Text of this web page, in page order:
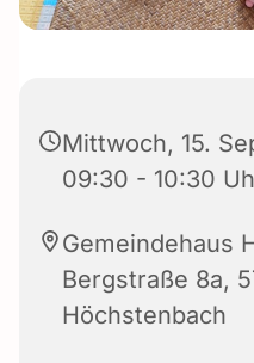
Mittwoch, 15.
09:30 - 10:30
Gemeindehaus
Bergstraße 8a,
Höchstenbach